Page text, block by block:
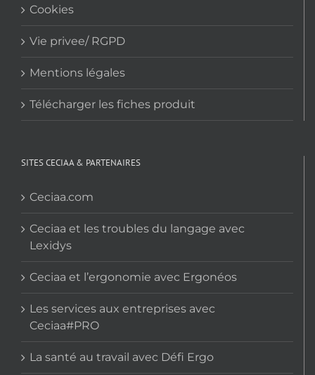
Cookies
Vie privee/ RGPD
Mentions légales
Télécharger les fiches produit
SITES CECIAA & PARTENAIRES
Ceciaa.com
Ceciaa et les troubles du langage avec
Lexidys
Ceciaa et l’ergonomie avec Ergonéos
Les services aux entreprises avec
Ceciaa#PRO
La santé au travail avec Défi Ergo